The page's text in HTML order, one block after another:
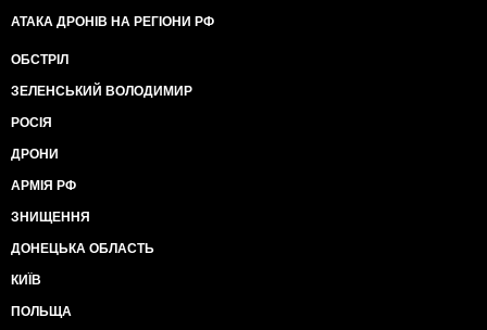
АТАКА ДРОНІВ НА РЕГІОНИ РФ
ОБСТРІЛ
ЗЕЛЕНСЬКИЙ ВОЛОДИМИР
РОСІЯ
ДРОНИ
АРМІЯ РФ
ЗНИЩЕННЯ
ДОНЕЦЬКА ОБЛАСТЬ
КИЇВ
ПОЛЬЩА